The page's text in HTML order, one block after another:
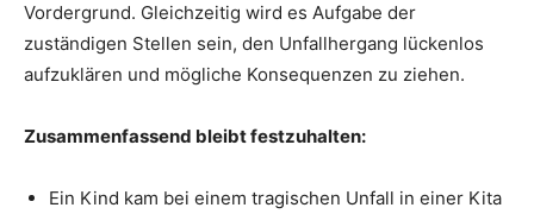
Vordergrund. Gleichzeitig wird es Aufgabe der
zuständigen Stellen sein, den Unfallhergang lückenlos
aufzuklären und mögliche Konsequenzen zu ziehen.
Zusammenfassend bleibt festzuhalten:
Ein Kind kam bei einem tragischen Unfall in einer Kita